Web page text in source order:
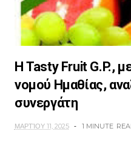
Η Tasty Fruit G.P.,
νομού Ημαθίας,
συνεργάτη
ΜΑΡΤΊΟΥ 11, 2025 1 MINUTE